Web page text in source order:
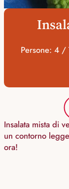
Persone: 4 /
Insalata mista di
un contorno
ora!